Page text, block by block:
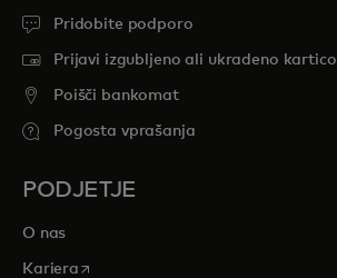
Pridobite podporo
Prijavi izgubljeno ali ukradeno kartico
Poišči bankomat
Pogosta vprašanja
PODJETJE
O nas
Kariera opens in a new tab